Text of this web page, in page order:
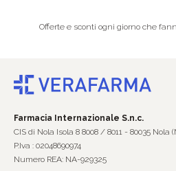
Offerte e sconti ogni giorno che
Farmacia Internazionale S.n.c.
CIS di Nola Isola 8 8008 / 8011 - 80035 Nola
P.Iva : 02048690974
Numero REA: NA-929325